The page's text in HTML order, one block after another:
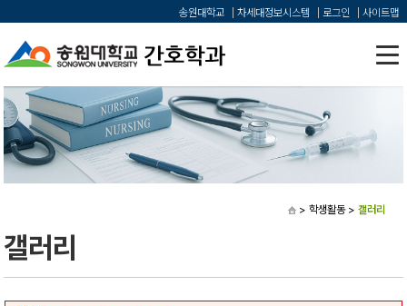
송원대학교 차세대정보시스템 로그인 사이트맵
> 학생활동> 갤러리
갤러리